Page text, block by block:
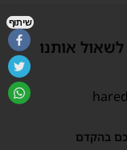
אותנו
בהקדם
שיתוף